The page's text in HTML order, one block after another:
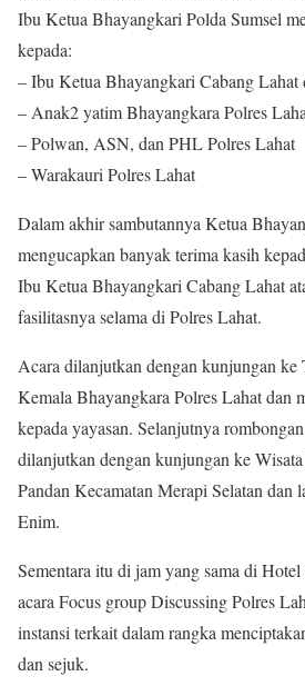
Ibu Ketua Bhayangkari Polda Sumsel
kepada:
– Ibu Ketua Bhayangkari Cabang Lahat
– Anak2 yatim Bhayangkara Polres
– Polwan, ASN, dan PHL Polres Lahat
– Warakauri Polres Lahat
Dalam akhir sambutannya Ketua
mengucapkan banyak terima kasih
Ibu Ketua Bhayangkari Cabang Lahat
fasilitasnya selama di Polres Lahat.
Acara dilanjutkan dengan kunjungan ke
Kemala Bhayangkara Polres Lahat dan
kepada yayasan. Selanjutnya
dilanjutkan dengan kunjungan ke
Pandan Kecamatan Merapi Selatan dan
Enim.
Sementara itu di jam yang sama di
acara Focus group Discussing Polres
instansi terkait dalam rangka
dan sejuk.